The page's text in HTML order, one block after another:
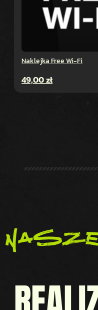
Naklejka Free Wi-Fi
49,00zł